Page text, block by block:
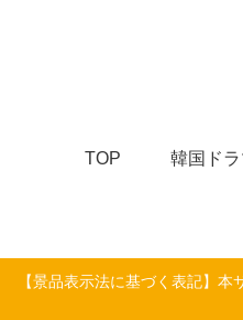
TOP 韓国ドラ
【景品表示法に基づく表記】